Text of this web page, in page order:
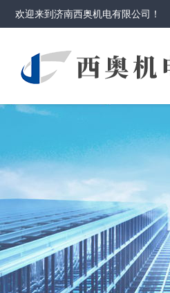
欢迎来到济南西奥机电有限公司 ！